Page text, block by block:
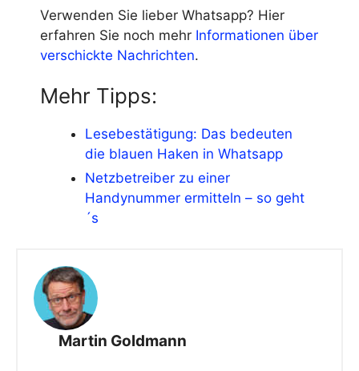
Verwenden Sie lieber Whatsapp? Hier
erfahren Sie noch mehr Informationen über
verschickte Nachrichten.
Mehr Tipps:
Lesebestätigung: Das bedeuten
die blauen Haken in Whatsapp
Netzbetreiber zu einer
Handynummer ermitteln – so geht
´s
Martin Goldmann